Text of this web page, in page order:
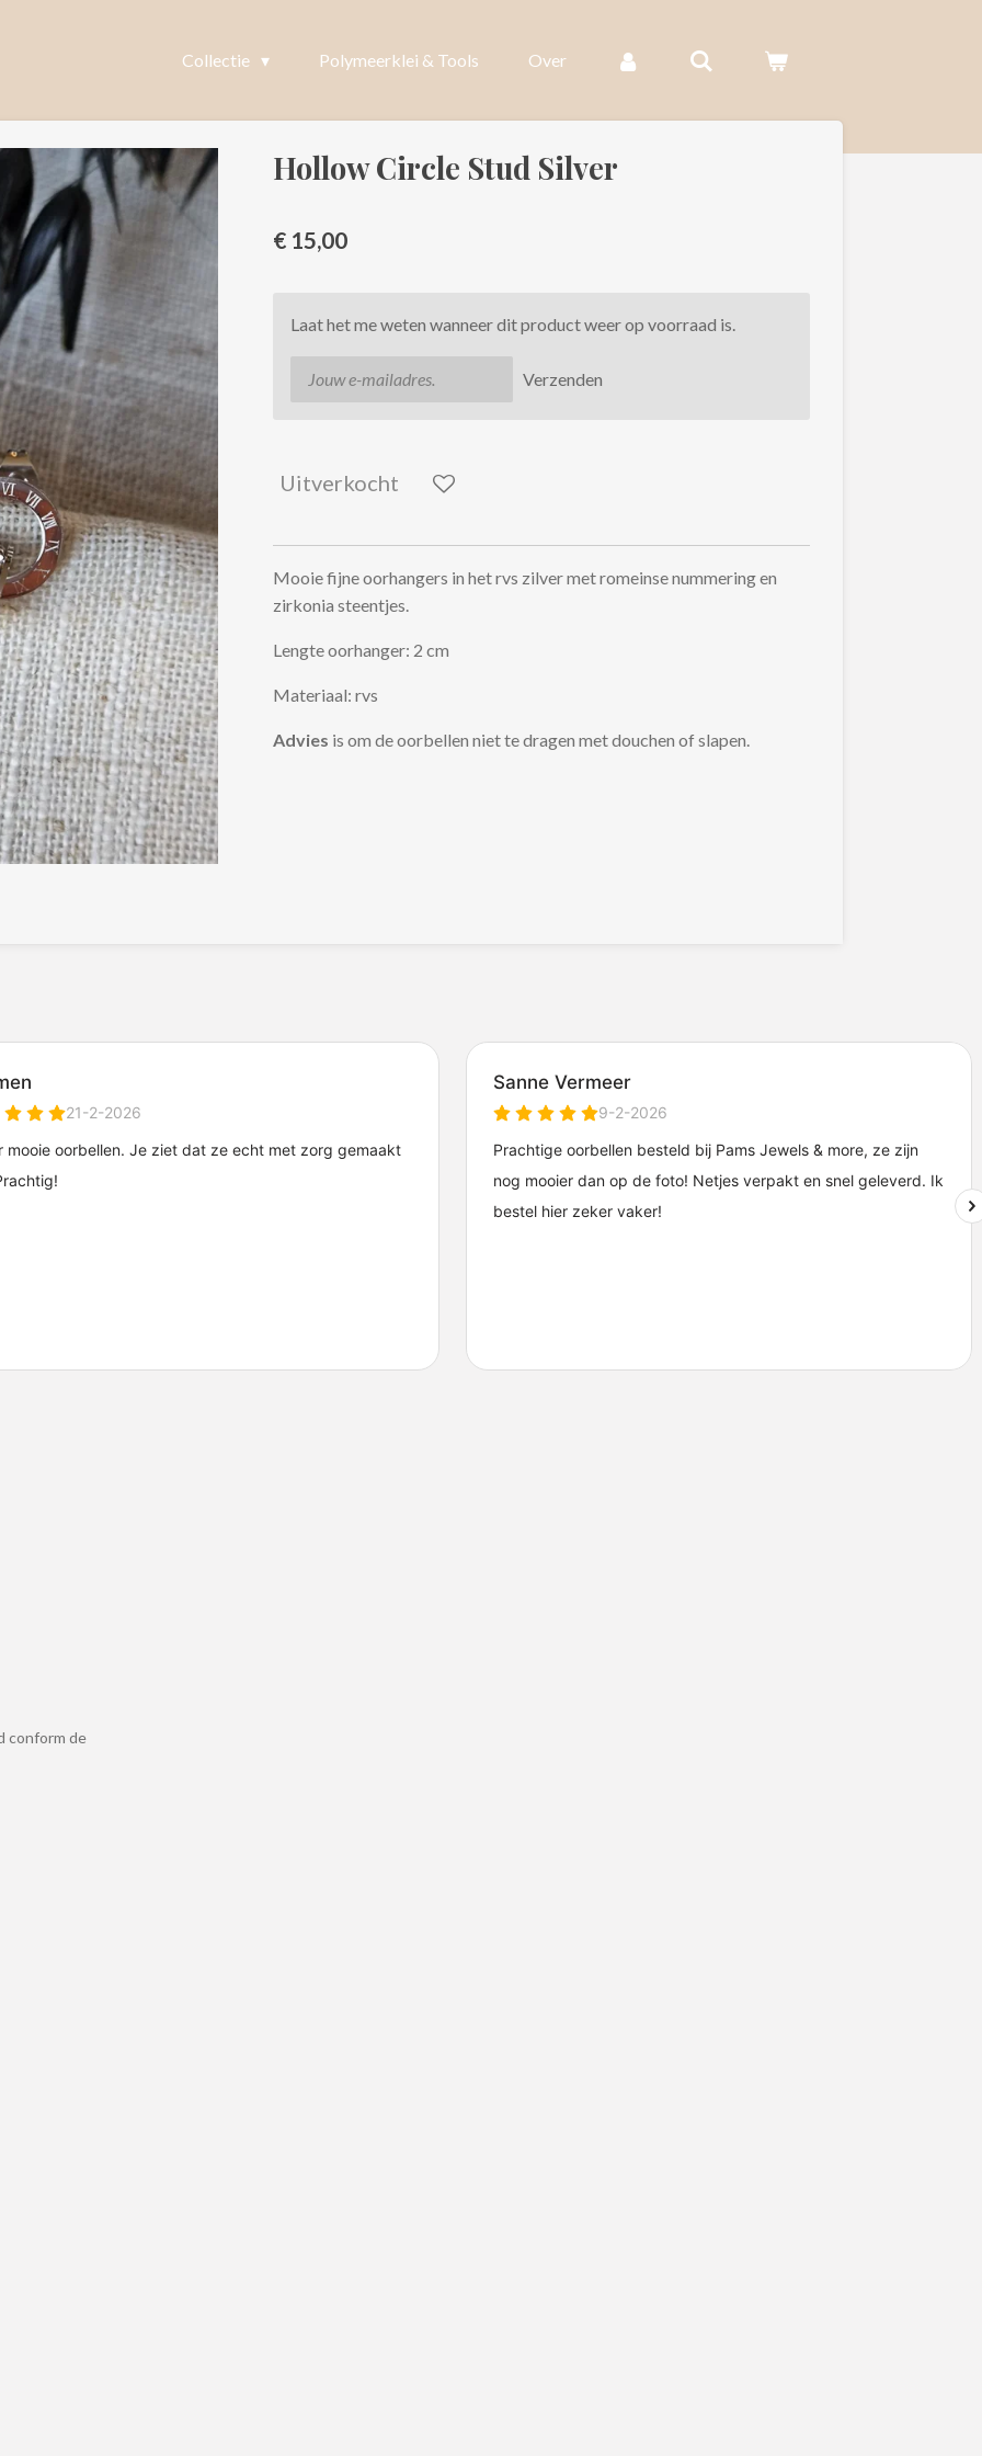
Collectie Polymeerklei & Tools Over
Hollow Circle Stud Silver
€ 15,00
Laat het me weten wanneer dit product weer op voorraad is.
Verzenden
Uitverkocht
Mooie fijne oorhangers in het rvs zilver met romeinse nummering en
zirkonia steentjes.
Lengte oorhanger: 2 cm
Materiaal: rvs
Advies is om de oorbellen niet te dragen met douchen of slapen.
conform de